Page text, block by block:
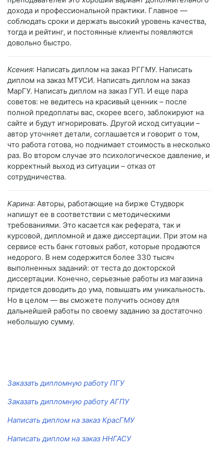
дохода и профессиональной практики. Главное —
соблюдать сроки и держать высокий уровень качества,
тогда и рейтинг, и постоянные клиенты появляются
довольно быстро.
Ксения: Написать диплом на заказ РГГМУ. Написать
диплом на заказ МТУСИ. Написать диплом на заказ
МарГУ. Написать диплом на заказ ГУП. И еще пара
советов: не ведитесь на красивый ценник – после
полной предоплаты вас, скорее всего, заблокируют на
сайте и будут игнорировать. Другой исход ситуации –
автор уточняет детали, соглашается и говорит о том,
что работа готова, но поднимает стоимость в несколько
раз. Во втором случае это психологическое давление, и
корректный выход из ситуации – отказ от
сотрудничества.
Карина: Авторы, работающие на бирже Студворк
напишут ее в соответствии с методическими
требованиями. Это касается как реферата, так и
курсовой, дипломной и даже диссертации. При этом на
сервисе есть банк готовых работ, которые продаются
недорого. В нем содержится более 330 тысяч
выполненных заданий: от теста до докторской
диссертации. Конечно, серьезные работы из магазина
придется доводить до ума, повышать им уникальность.
Но в целом — вы сможете получить основу для
дальнейшей работы по своему заданию за достаточно
небольшую сумму.
Заказать дипломную работу ПГУ
Заказать дипломную работу АГПУ
Написать диплом на заказ КрасГМУ
Написать диплом на заказ ННГАСУ